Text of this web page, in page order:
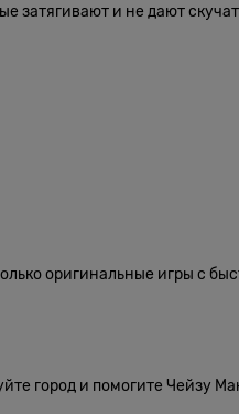
затягивают и не дают
оригинальные игры с
город и помогите Чейзу